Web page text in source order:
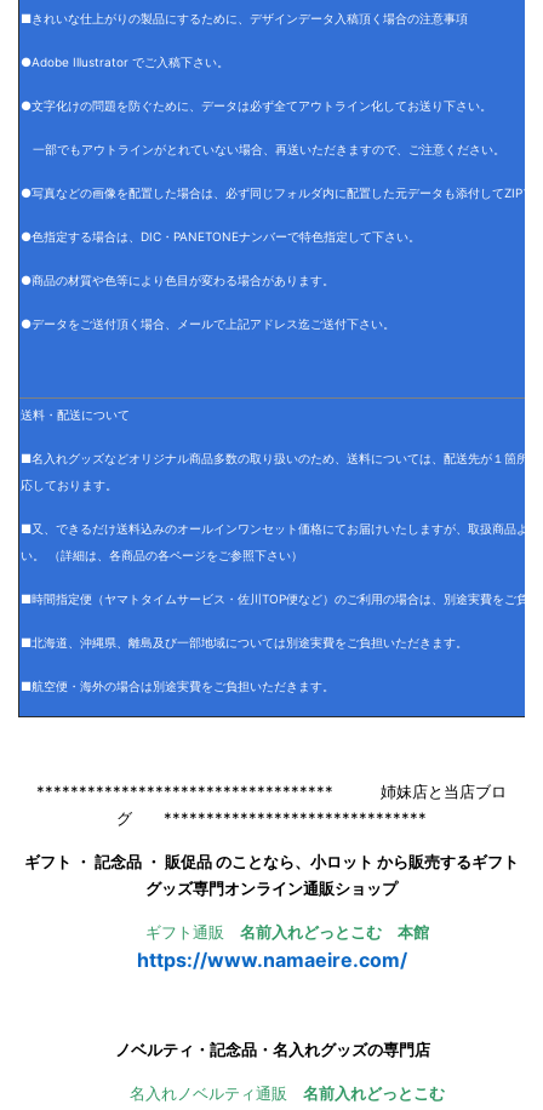
■きれいな仕上がりの製品にするために、デザインデータ入稿頂く場合の注意事項
●Adobe Illustrator でご入稿下さい。
●文字化けの問題を防ぐために、データは必ず全てアウトライン化してお送り下さい。
一部でもアウトラインがとれていない場合、再送いただきますので、ご注意ください。
●写真などの画像を配置した場合は、必ず同じフォルダ内に配置した元データも添付してZIPフ
●色指定する場合は、DIC・PANETONEナンバーで特色指定して下さい。
●商品の材質や色等により色目が変わる場合があります。
●データをご送付頂く場合、メールで上記アドレス迄ご送付下さい。
送料・配送について
■名入れグッズなどオリジナル商品多数の取り扱いのため、送料については、配送先が１箇所
応しております。
■又、できるだけ送料込みのオールインワンセット価格にてお届けいたしますが、取扱商品よ
い。 （詳細は、各商品の各ページをご参照下さい）
■時間指定便（ヤマトタイムサービス・佐川TOP便など）のご利用の場合は、別途実費をご負
■北海道、沖縄県、離島及び一部地域については別途実費をご負担いただきます。
■航空便・海外の場合は別途実費をご負担いただきます。
*********************************** 姉妹店と当店ブロ
グ *******************************
ギフト ・ 記念品 ・ 販促品 のことなら、小ロット から販売するギフト
グッズ専門オンライン通販ショップ
ギフト通販 名前入れどっとこむ 本館
https://www.namaeire.com/
ノベルティ・記念品・名入れグッズの専門店
名入れノベルティ通販 名前入れどっとこむ